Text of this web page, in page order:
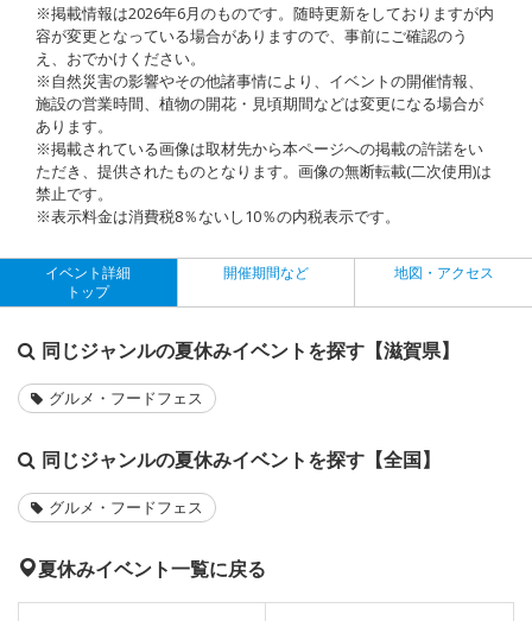
※掲載情報は2026年6月のものです。随時更新をしておりますが内
容が変更となっている場合がありますので、事前にご確認のう
え、おでかけください。
※自然災害の影響やその他諸事情により、イベントの開催情報、
施設の営業時間、植物の開花・見頃期間などは変更になる場合が
あります。
※掲載されている画像は取材先から本ページへの掲載の許諾をい
ただき、提供されたものとなります。画像の無断転載(二次使用)は
禁止です。
※表示料金は消費税8％ないし10％の内税表示です。
イベント詳細
トップ
開催期間など 地図・アクセス
同じジャンルの夏休みイベントを探す【滋賀県】
グルメ・フードフェス
同じジャンルの夏休みイベントを探す【全国】
グルメ・フードフェス
夏休みイベント一覧に戻る